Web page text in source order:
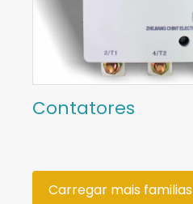
Contatores
Carregar mais familias